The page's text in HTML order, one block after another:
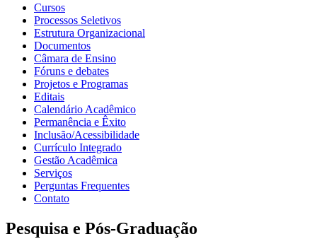
Cursos
Processos Seletivos
Estrutura Organizacional
Documentos
Câmara de Ensino
Fóruns e debates
Projetos e Programas
Editais
Calendário Acadêmico
Permanência e Êxito
Inclusão/Acessibilidade
Currículo Integrado
Gestão Acadêmica
Serviços
Perguntas Frequentes
Contato
Pesquisa e Pós-Graduação